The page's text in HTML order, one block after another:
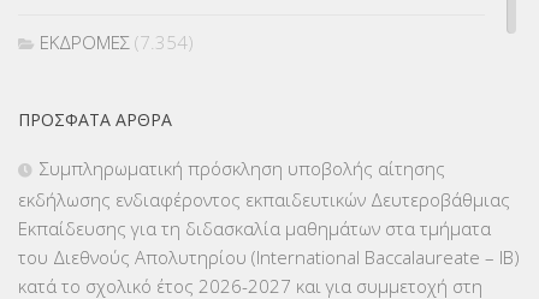
ΕΚΔΡΟΜΕΣ (7.354)
ΕΠΙΜΟΡΦΩΣΗ Τ.Π.Ε.(10)
ΕΥΡΩΠΑΪΚΑ ΠΡΟΓΡΑΜΜΑΤΑ(230)
ΠΡΌΣΦΑΤΑ ΆΡΘΡΑ
Συμπληρωματική πρόσκληση υποβολής αίτησης
εκδήλωσης ενδιαφέροντος εκπαιδευτικών Δευτεροβάθμιας
Εκπαίδευσης για τη διδασκαλία μαθημάτων στα τμήματα
του Διεθνούς Απολυτηρίου (International Baccalaureate – IB)
κατά το σχολικό έτος 2026-2027 και για συμμετοχή στη